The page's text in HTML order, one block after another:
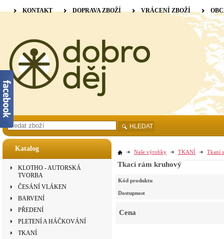
Katalog
KLOTHO - AUTORSKÁ
TVORBA
ČESÁNÍ VLÁKEN
BARVENÍ
PŘEDENÍ
PLETENÍ A HÁČKOVÁNÍ
TKANÍ
Naše výrobky TKANÍ Tkaní
Tkací rám kruhový
Kód produktu
Dostupnost
Cena
KONTAKT DOPRAVA ZBOŽÍ VRÁCENÍ ZBOŽÍ
HLEDAT